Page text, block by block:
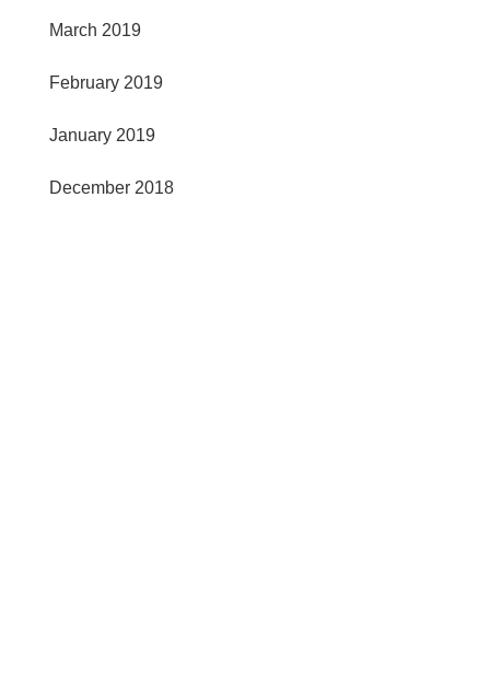
March 2019
February 2019
January 2019
December 2018